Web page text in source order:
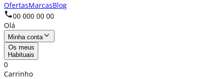
OfertasMarcasBlog
00 000 00 00
Olá
Minha conta
Os meus
Habituais
0
Carrinho